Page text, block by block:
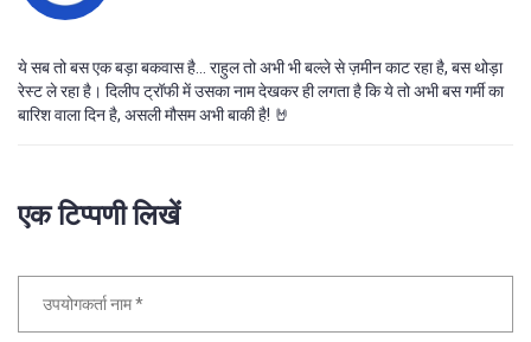
ये सब तो बस एक बड़ा बकवास है... राहुल तो अभी भी बल्ले से ज़मीन काट रहा है, बस थोड़ा
रेस्ट ले रहा है। दिलीप ट्रॉफी में उसका नाम देखकर ही लगता है कि ये तो अभी बस गर्मी का
बारिश वाला दिन है, असली मौसम अभी बाकी है! 🤘
एक टिप्पणी लिखें